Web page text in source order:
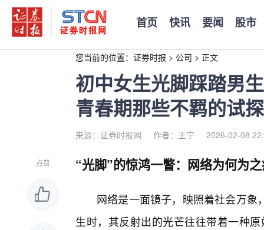
首页 快讯 要闻 股市
您当前的位置： 证券时报 > 公司 > 正文
初中女生光脚踩踏男
青春期那些不羁的试
来源：证券时报网 作者：王宁 2026-02-08
点赞 “光脚”的惊鸿一瞥：网络为何为
网络是一面镜子，映照着社会万
生时，其反射出的光芒往往带着一种